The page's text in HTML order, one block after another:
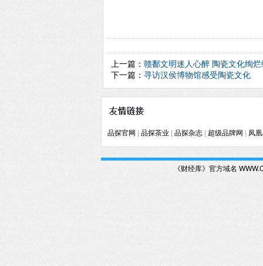
上一篇： 赣鄱文明迷人心醉 陶瓷文化绚
下一篇： 寻访汉侯博物馆感受陶瓷文化
品探官网 品探茶业 品探杂志 超级品牌网 凤
《财经库》官方域名